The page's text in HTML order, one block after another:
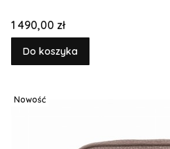
Cena
1 490,00 zł
Do koszyka
Nowość